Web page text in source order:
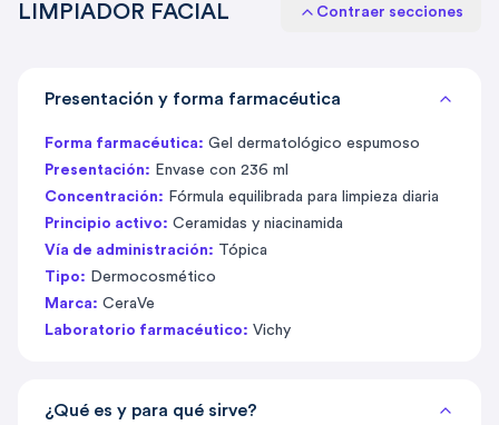
LIMPIADOR FACIAL Contraer secciones
Presentación y forma farmacéutica
Forma farmacéutica: Gel dermatológico espumoso
Presentación: Envase con 236 ml
Concentración: Fórmula equilibrada para limpieza diaria
Principio activo: Ceramidas y niacinamida
Vía de administración: Tópica
Tipo: Dermocosmético
Marca: CeraVe
Laboratorio farmacéutico: Vichy
¿Qué es y para qué sirve?